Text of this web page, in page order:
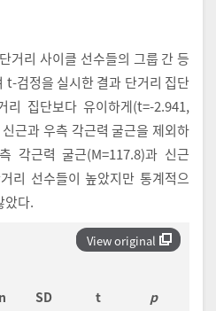
거리 사이클 선수들의 그룹 간 등
t-검정을 실시한 결과 단거리 집단
리 집단보다 유이하게(t=-2.941,
근과 우측 각근력 굴근을 제외하
각근력 굴근(M=117.8)과 신근
리 선수들이 높았지만 통계적으
았다.
View original
SD t p